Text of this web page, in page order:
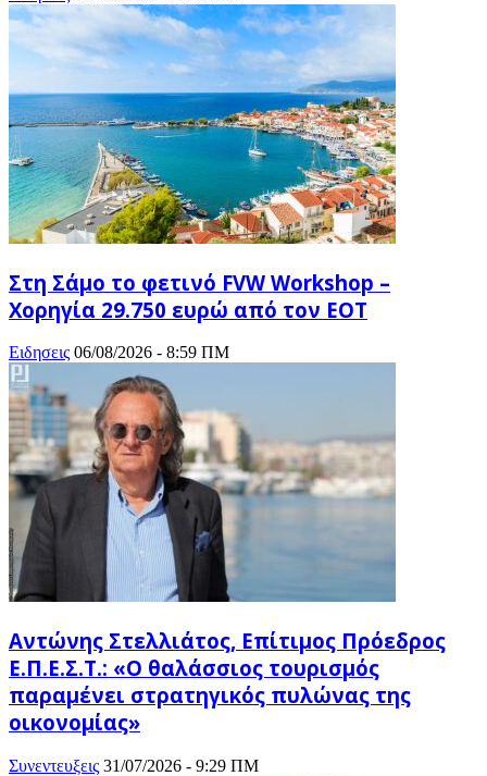
Στη Σάμο το φετινό FVW Workshop –
Χορηγία 29.750 ευρώ από τον ΕΟΤ
Ειδησεις 06/08/2026 - 8:59 ΠΜ
Αντώνης Στελλιάτος, Επίτιμος Πρόεδρος
Ε.Π.Ε.Σ.Τ.: «Ο θαλάσσιος τουρισμός
παραμένει στρατηγικός πυλώνας της
οικονομίας»
Συνεντευξεις 31/07/2026 - 9:29 ΠΜ